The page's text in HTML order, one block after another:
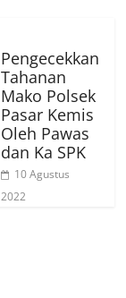
Pengecekkan
Tahanan
Mako Polsek
Pasar Kemis
Oleh Pawas
dan Ka SPK
10 Agustus
2022